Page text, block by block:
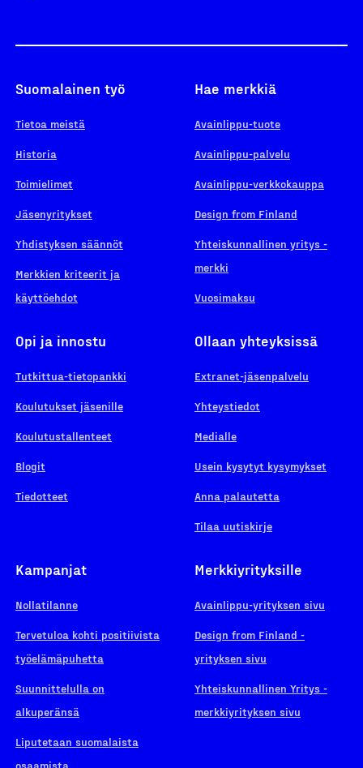
Suomalainen työ
Tietoa meistä
Historia
Toimielimet
Jäsenyritykset
Yhdistyksen säännöt
Merkkien kriteerit ja
käyttöehdot
Hae merkkiä
Avainlippu-tuote
Avainlippu-palvelu
Avainlippu-verkkokauppa
Design from Finland
Yhteiskunnallinen yritys -
merkki
Vuosimaksu
Opi ja innostu
Tutkittua-tietopankki
Koulutukset jäsenille
Koulutustallenteet
Blogit
Tiedotteet
Ollaan yhteyksissä
Extranet-jäsenpalvelu
Yhteystiedot
Medialle
Usein kysytyt kysymykset
Anna palautetta
Tilaa uutiskirje
Kampanjat
Nollatilanne
Tervetuloa kohti positiivista
työelämäpuhetta
Suunnittelulla on
alkuperänsä
Liputetaan suomalaista
osaamista
Merkkiyrityksille
Avainlippu-yrityksen sivu
Design from Finland -
yrityksen sivu
Yhteiskunnallinen Yritys -
merkkiyrityksen sivu